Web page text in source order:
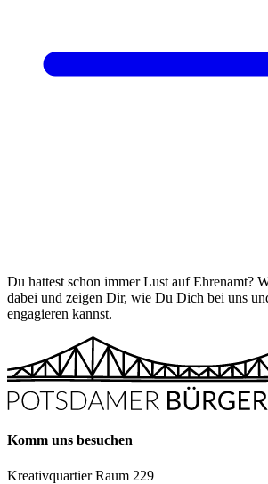
Du hattest schon immer Lust auf Ehrenamt?
dabei und zeigen Dir, wie Du Dich bei uns
engagieren kannst.
Komm uns besuchen
Kreativquartier Raum 229